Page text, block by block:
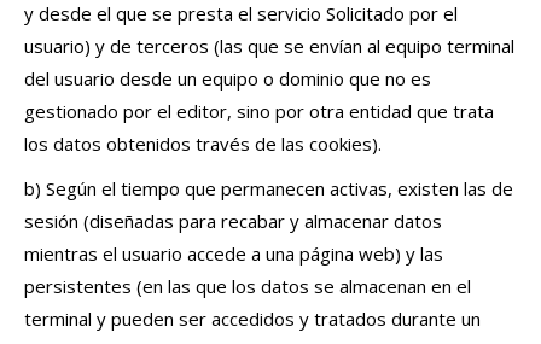
y desde el que se presta el servicio Solicitado por el
usuario) y de terceros (las que se envían al equipo terminal
del usuario desde un equipo o dominio que no es
gestionado por el editor, sino por otra entidad que trata
los datos obtenidos través de las cookies).
b) Según el tiempo que permanecen activas, existen las de
sesión (diseñadas para recabar y almacenar datos
mientras el usuario accede a una página web) y las
persistentes (en las que los datos se almacenan en el
terminal y pueden ser accedidos y tratados durante un